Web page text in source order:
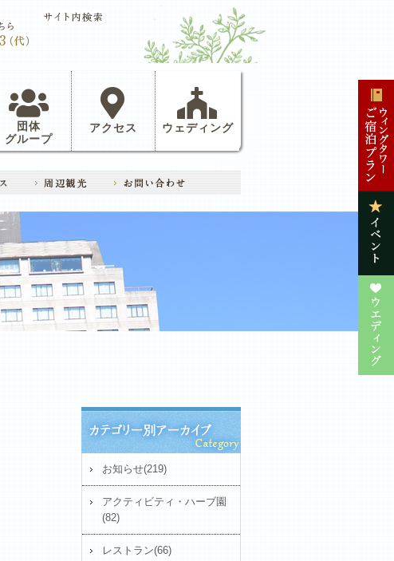
団体
グループ
アクセス ウェディング
お知らせ(219)
アクティビティ・ハーブ園
(82)
レストラン(66)